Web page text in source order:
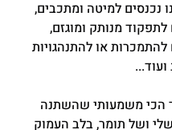
נכנסים למיטה ומתכבים,
לתפקוד מנותק ומוגזם,
להתמכרות או להתנהגויות
הכי משמעותי שהשתנה
ושל תומר, בלב העמוק